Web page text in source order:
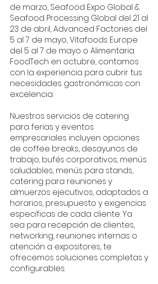
de marzo, Seafood Expo Global &
Seafood Processing Global del 21 al
23 de abril, Advanced Factories del
5 al 7 de mayo, Vitafoods Europe
del 5 al 7 de mayo o Alimentaria
FoodTech en octubre, contamos
con la experiencia para cubrir tus
necesidades gastronómicas con
excelencia.
Nuestros servicios de catering
para ferias y eventos
empresariales incluyen opciones
de coffee breaks, desayunos de
trabajo, bufés corporativos, menús
saludables, menús para stands,
catering para reuniones y
almuerzos ejecutivos, adaptados a
horarios, presupuesto y exigencias
específicas de cada cliente. Ya
sea para recepción de clientes,
networking, reuniones internas o
atención a expositores, te
ofrecemos soluciones completas y
configurables.